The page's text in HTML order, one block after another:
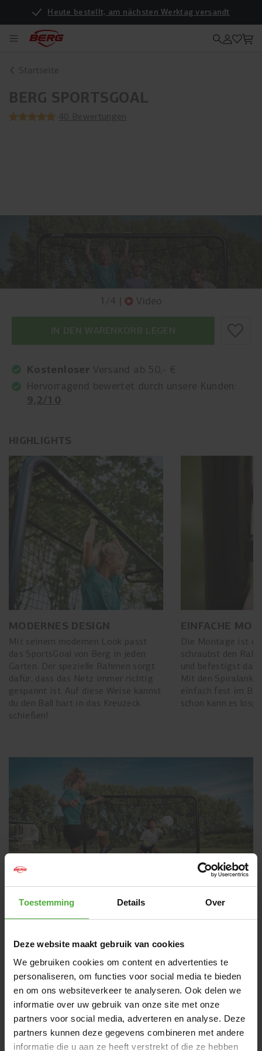
Toestemming Details Over
Deze website maakt gebruik van cookies
We gebruiken cookies om content en advertenties te
personaliseren, om functies voor social media te bieden
en om ons websiteverkeer te analyseren. Ook delen we
informatie over uw gebruik van onze site met onze
partners voor social media, adverteren en analyse. Deze
partners kunnen deze gegevens combineren met andere
informatie die u aan ze heeft verstrekt of die ze hebben
Heute bestellt, am nächsten Werktag versandt
Startseite
BERG SPORTSGOAL
40 Bewertungen
1 4 | Video
HIGHLIGHTS
MODERNES DESIGN
Mit seinem modernen Look passt
das SportsGoal von Berg in jeden
Garten. Der spezielle Rahmen sorgt
dafür, dass das Netz immer richtig
gespannt ist. Auf diese Weise kannst
du den Ball hart in das Kreuzeck
schießen!
EINFACHE
Die Montage ist
schraubst den
und befestigst
Mit den
einfach fest im
schon kann es
Zu Hause im eigenen Garten spielen oder trainieren. Für
welche Option du dich auch entscheidest, ein stabiles Ziel
ist unverzichtbar. Zu diesem Zweck haben wir das BERG
SportsGoal entwickelt. Egal, ob du Fußball, Handball oder
Hockey spielen willst, die vier verschiedenen Größen
machen es möglich! Das SportsGoal von BERG wird mit
vier kostenlosen Pylonen geliefert. Darüber hinaus sind ein
Zielnetz und ein Fußball erhältlich. So kannst du zu Hause
IN DEN WARENKORB LEGEN
Kostenloser Versand ab 50,- €
Hervorragend bewertet durch unsere Kunden:
9,2/10